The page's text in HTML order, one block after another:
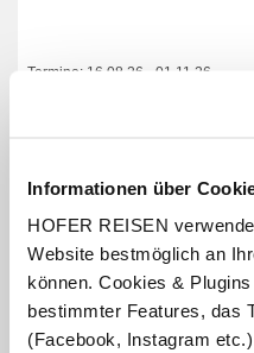
Informationen über
HOFER REISEN
Website bestmöglich an
können. Cookies &
bestimmter Features, das
(Facebook, Instagram
Termine: 16.08.26 01.11.26
1 - 4 x Übernachtung im
Verpflegung: